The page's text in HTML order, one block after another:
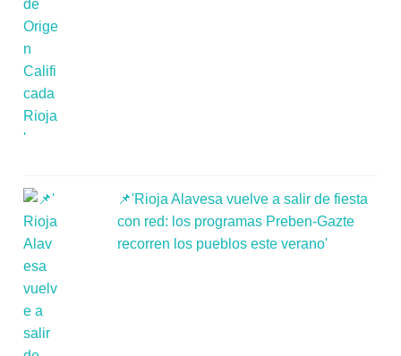
📌'Rioja Alavesa vuelve a salir de fiesta
con red: los programas Preben-Gazte
recorren los pueblos este verano'